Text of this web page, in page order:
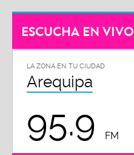
ESCUCHA EN VIVO
LA ZONA EN TU CIUDAD
Arequipa
95.9 FM